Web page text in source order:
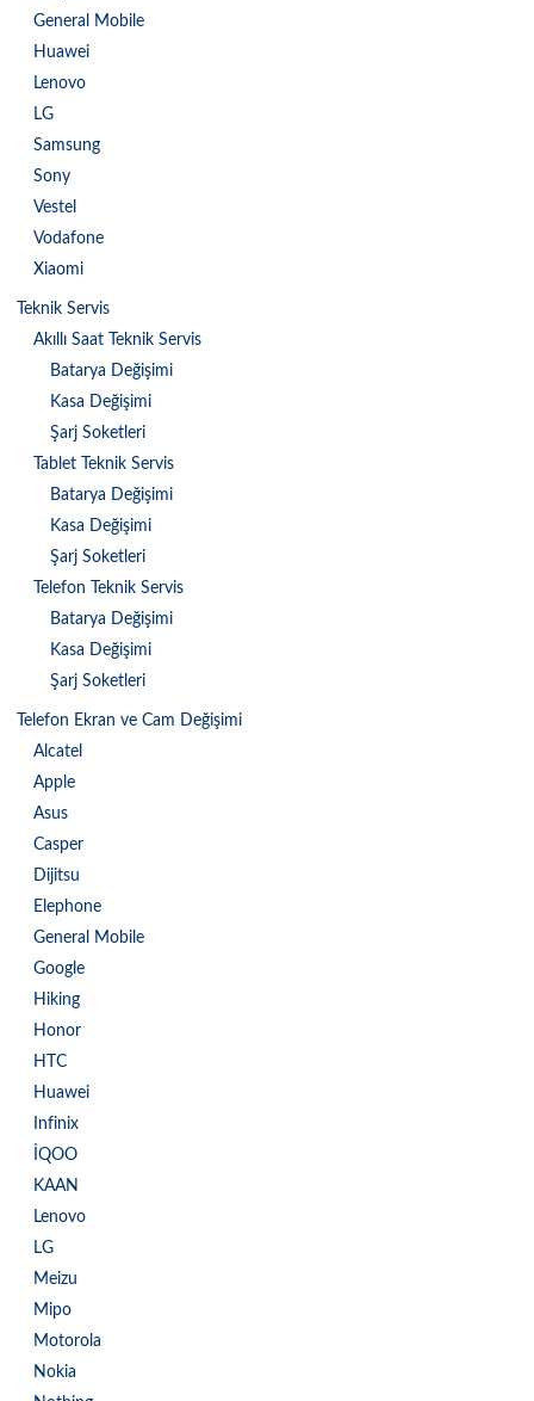
General Mobile
Huawei
Lenovo
LG
Samsung
Sony
Vestel
Vodafone
Xiaomi
Teknik Servis
Akıllı Saat Teknik Servis
Batarya Değişimi
Kasa Değişimi
Şarj Soketleri
Tablet Teknik Servis
Batarya Değişimi
Kasa Değişimi
Şarj Soketleri
Telefon Teknik Servis
Batarya Değişimi
Kasa Değişimi
Şarj Soketleri
Telefon Ekran ve Cam Değişimi
Alcatel
Apple
Asus
Casper
Dijitsu
Elephone
General Mobile
Google
Hiking
Honor
HTC
Huawei
Infinix
İQOO
KAAN
Lenovo
LG
Meizu
Mipo
Motorola
Nokia